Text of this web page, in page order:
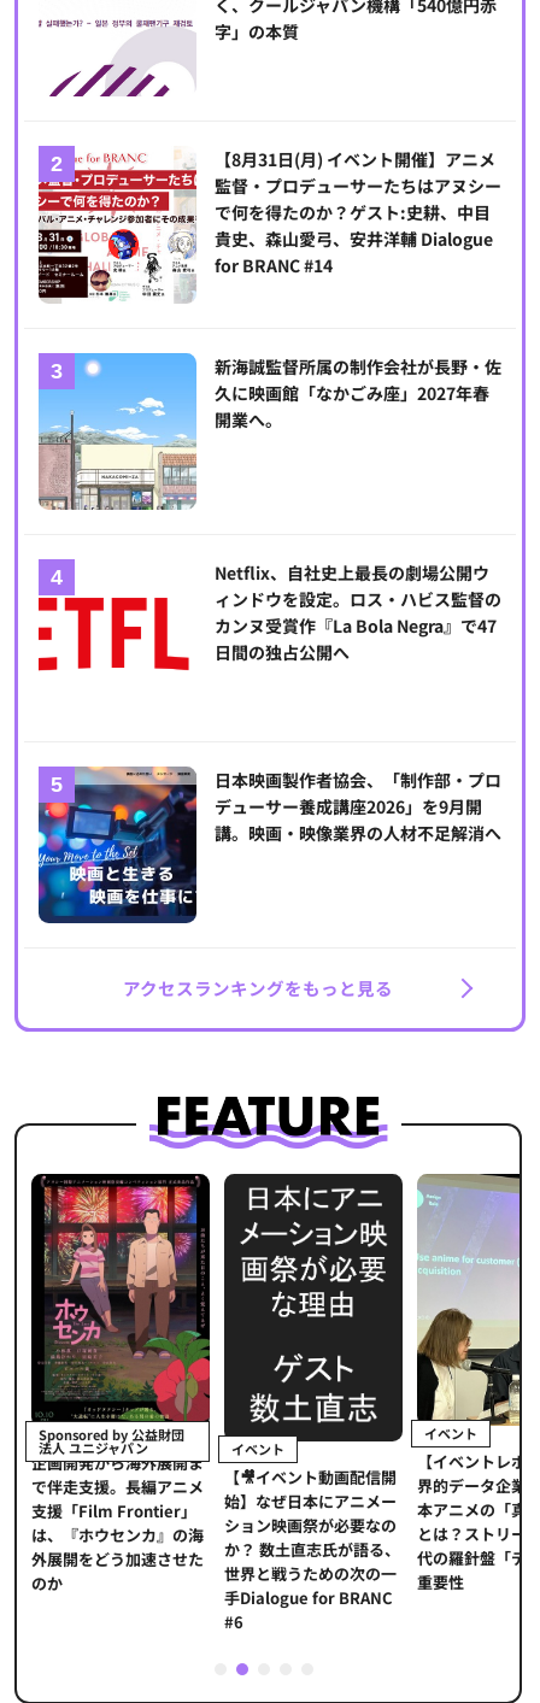
く、クールジャパン機構「540億円赤
字」の本質
【8月31日(月) イベント開催】アニメ
監督・プロデューサーたちはアヌシー
で何を得たのか？ゲスト:史耕、中目
貴史、森山愛弓、安井洋輔 Dialogue
for BRANC #14
新海誠監督所属の制作会社が長野・佐
久に映画館「なかごみ座」2027年春
開業へ。
Netflix、自社史上最長の劇場公開ウ
ィンドウを設定。ロス・ハビス監督の
カンヌ受賞作『La Bola Negra』で47
日間の独占公開へ
日本映画製作者協会、「制作部・プロ
デューサー養成講座2026」を9月開
講。映画・映像業界の人材不足解消へ
アクセスランキングをもっと見る
Sponsored by 公益財団
法人 ユニジャパン
企画開発から海外展開ま
で伴走支援。長編アニメ
支援「Film Frontier」
は、『ホウセンカ』の海
外展開をどう加速させた
のか
イベント
【🎥イベント動画配信開
始】なぜ日本にアニメー
ション映画祭が必要なの
か？ 数土直志氏が語る、
世界と戦うための次の一
手Dialogue for BRANC
#6
イベント
【イベントレポ
界的データ企業
本アニメの「真
とは？ストリー
代の羅針盤「デ
重要性
2